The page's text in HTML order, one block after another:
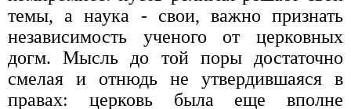
темы, а наука - свои, важно признать
независимость ученого от церковных
догм. Мысль до той поры достаточно
смелая и отнюдь не утвердившаяся в
правах: церковь была еще вполне